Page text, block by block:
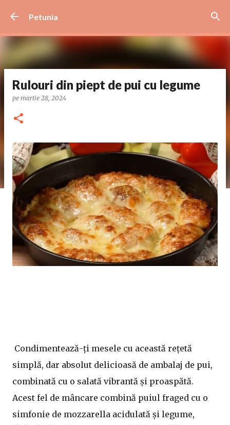
Petunia
Rulouri din piept de pui cu legume
pe martie 28, 2024
Condimentează-ți mesele cu această rețetă
simplă, dar absolut delicioasă de ambalaj de pui,
combinată cu o salată vibrantă și proaspătă.
Acest fel de mâncare combină puiul fraged cu o
simfonie de mozzarella acidulată și legume,